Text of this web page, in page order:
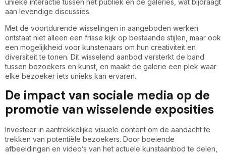
aan levendige discussies.
Met de voortdurende wisselingen in aangeboden werken
ontstaat niet alleen een frisse kijk op bestaande stijlen, maar ook
een mogelijkheid voor kunstenaars om hun creativiteit en
diversiteit te tonen. Dit wisselend aanbod versterkt de band
tussen bezoekers en kunst, en maakt de galerie een plek waar
elke bezoeker iets unieks kan ervaren.
De impact van sociale media op de
promotie van wisselende exposities
Investeer in aantrekkelijke visuele content om de aandacht te
trekken van potentiële bezoekers. Door boeiende
afbeeldingen en video’s van het actuele kunstaanbod te delen,